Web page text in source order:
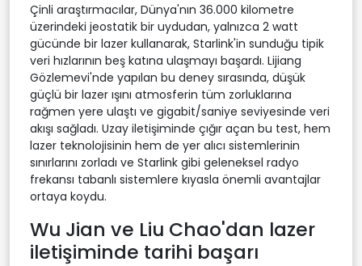
Çinli araştırmacılar, Dünya'nın 36.000 kilometre
üzerindeki jeostatik bir uydudan, yalnızca 2 watt
gücünde bir lazer kullanarak, Starlink'in sunduğu tipik
veri hızlarının beş katına ulaşmayı başardı. Lijiang
Gözlemevi'nde yapılan bu deney sırasında, düşük
güçlü bir lazer ışını atmosferin tüm zorluklarına
rağmen yere ulaştı ve gigabit/saniye seviyesinde veri
akışı sağladı. Uzay iletişiminde çığır açan bu test, hem
lazer teknolojisinin hem de yer alıcı sistemlerinin
sınırlarını zorladı ve Starlink gibi geleneksel radyo
frekansı tabanlı sistemlere kıyasla önemli avantajlar
ortaya koydu.
Wu Jian ve Liu Chao'dan lazer
iletişiminde tarihi başarı